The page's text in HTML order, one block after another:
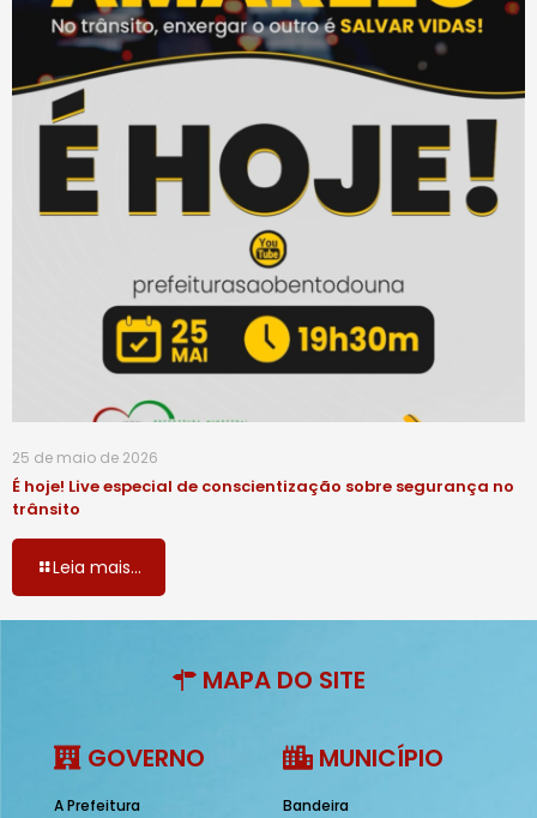
25 de maio de 2026
É hoje! Live especial de conscientização sobre segurança no
trânsito
Leia mais...
MAPA DO SITE
GOVERNO
A Prefeitura
MUNICÍPIO
Bandeira